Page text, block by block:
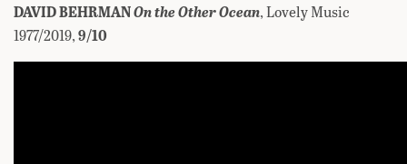
DAVID BEHRMANOn the Other Ocean, Lovely Music
1977/2019,9/10